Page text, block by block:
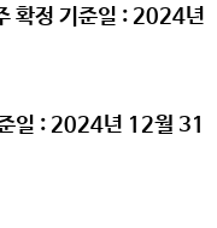
확정 기준일 : 2024년
일 : 2024년 12월 31